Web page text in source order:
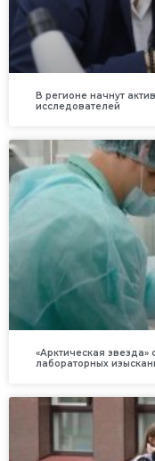
В регионе начнут
исследователей
«Арктическая
лабораторных